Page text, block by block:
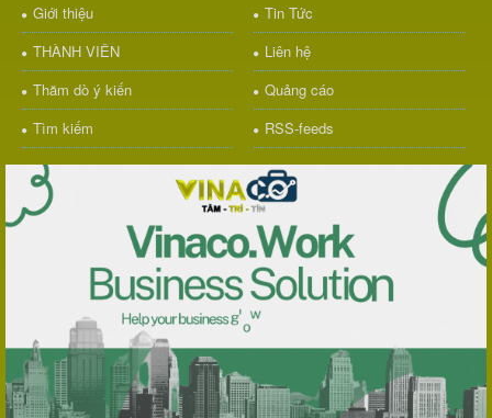
Giới thiệu
Tin Tức
THÀNH VIÊN
Liên hệ
Thăm dò ý kiến
Quảng cáo
Tìm kiếm
RSS-feeds